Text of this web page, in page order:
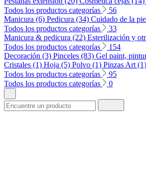
Todos los productos categorías
56
Manicura (6) Pedicura (34) Cuidado de la
Todos los productos categorías
33
Manicura & pedicura (22) Esterilización y
Todos los productos categorías
154
Decoración (3) Pinceles (83) Gel paint,
Cristales (1) Hoja (5) Polvo (1) Pinzas Art (1)
Todos los productos categorías
95
Todos los productos categorías
0